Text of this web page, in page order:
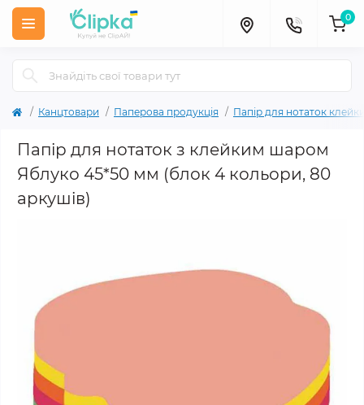
0
Канцтовари Паперова продукція Папір для нотаток
Папір для нотаток з клейким шаром
Яблуко 45*50 мм (блок 4 кольори, 80
аркушів)